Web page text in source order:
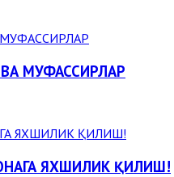
МУФАССИРЛАР
ЯХШИЛИК ҚИЛИШ!